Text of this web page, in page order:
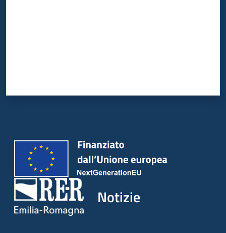
Notizie